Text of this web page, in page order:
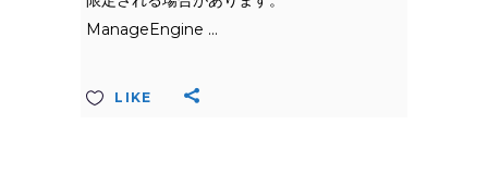
ManageEngine
LIKE